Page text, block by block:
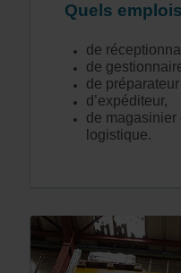
Quels emplois
de
de
de
d’expéditeur,
de magasinier
logistique.